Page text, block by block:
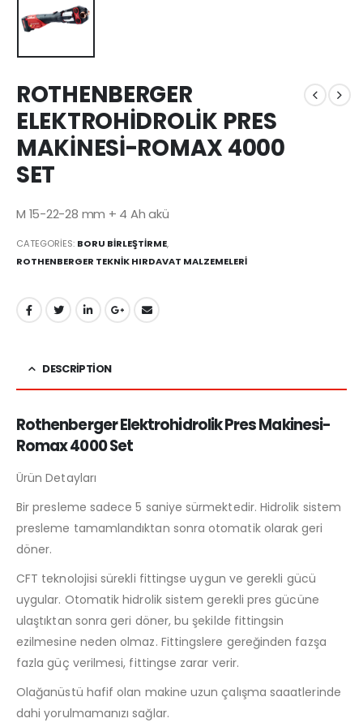
ROTHENBERGER
ELEKTROHİDROLİK PRES
MAKİNESİ-ROMAX 4000
SET
M 15-22-28 mm + 4 Ah akü
CATEGORIES: BORU BİRLEŞTİRME,
ROTHENBERGER TEKNİK HIRDAVAT MALZEMELERİ
DESCRIPTION
Rothenberger Elektrohidrolik Pres Makinesi-
Romax 4000 Set
Ürün Detayları
Bir presleme sadece 5 saniye sürmektedir. Hidrolik sistem
presleme tamamlandıktan sonra otomatik olarak geri
döner.
CFT teknolojisi sürekli fittingse uygun ve gerekli gücü
uygular. Otomatik hidrolik sistem gerekli pres gücüne
ulaştıktan sonra geri döner, bu şekilde fittingsin
ezilmesine neden olmaz. Fittingslere gereğinden fazşa
fazla güç verilmesi, fittingse zarar verir.
Olağanüstü hafif olan makine uzun çalışma saaatlerinde
dahi yorulmamanızı sağlar.